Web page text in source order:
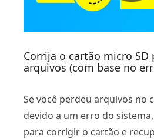
Corrija o cartão micro SD
arquivos (com base no
Se você perdeu arquivos no
devido a um erro do
para corrigir o cartão e